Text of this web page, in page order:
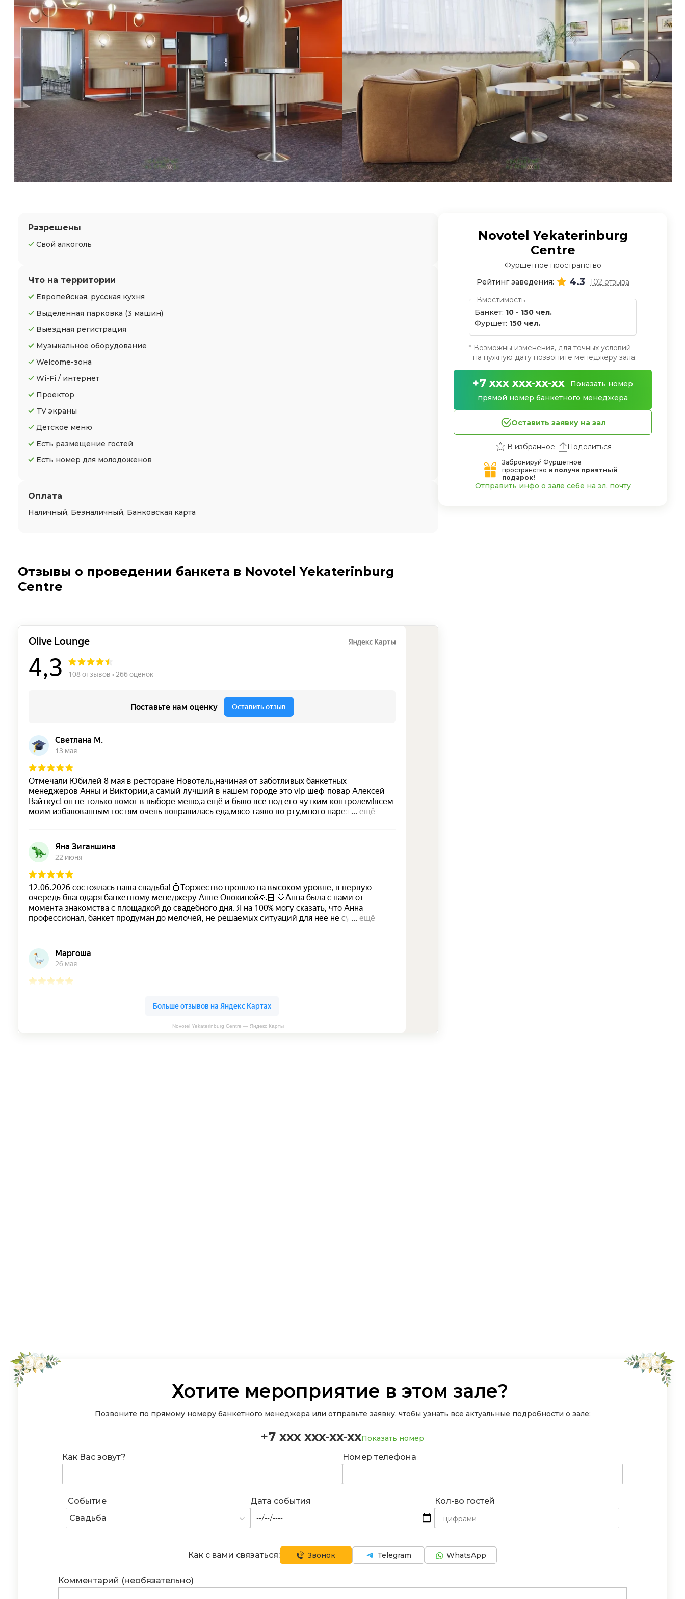
Разрешены
Свой алкоголь
Что на территории
Европейская, русская кухня
Выделенная парковка (3 машин)
Выездная регистрация
Музыкальное оборудование
Welcome-зона
Wi-Fi / интернет
Проектор
TV экраны
Детское меню
Есть размещение гостей
Есть номер для молодоженов
Оплата
Наличный, Безналичный, Банковская карта
Отзывы о проведении банкета в Novotel Yekaterinburg
Centre
Novotel Yekaterinburg Centre — Яндекс Карты
Novotel Yekaterinburg
Centre
Фуршетное пространство
Рейтинг заведения:
4.3
102 отзыва
Вместимость
Банкет: 10 - 150 чел.
Фуршет: 150 чел.
* Возможны изменения, для точных условий
на нужную дату позвоните менеджеру зала.
+7 xxx xxx-xx-xx
Показать номер
прямой номер банкетного менеджера
Оставить заявку на зал
Поделиться
Забронируй Фуршетное
пространство и получи приятный
подарок!
Отправить инфо о зале себе на эл. почту
Хотите мероприятие в этом зале?
Позвоните по прямому номеру банкетного менеджера или отправьте заявку, чтобы узнать все актуальные подробности о зале:
+7 xxx xxx-xx-xxПоказать номер
Как Вас зовут? Номер телефона
Событие
Свадьба
Дата события Кол-во гостей
Как с вами связаться: Звонок WhatsApp
Telegram
Комментарий (необязательно)